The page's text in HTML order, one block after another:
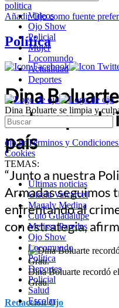
Videos
Ojo Show
Policial
Mujer
Locomundo
Actualidad
Deportes
Dina Boluarte se limpia y
ojo.peTérminos y Condiciones
Cookies
TEMAS:
Últimas noticias
Gisela Valcarcel
Magaly Medina
Cuto Guadalupe
Melissa Paredes
Ojo Show
Locomundo
Política
Deportes
Policial
Salud
Escolar
politica
AñadirOjocomo fuente
Política
Dina
a otros por la
país
“Junto a nuestra
Armadas seguimos
enfrentando al
con estrategia,
Dina Boluarte recordó
Grau.
Redacción Ojo